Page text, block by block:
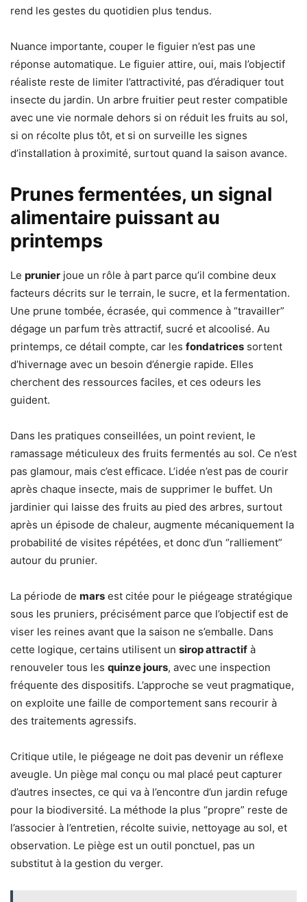
rend les gestes du quotidien plus tendus.
Nuance importante, couper le figuier n’est pas une
réponse automatique. Le figuier attire, oui, mais l’objectif
réaliste reste de limiter l’attractivité, pas d’éradiquer tout
insecte du jardin. Un arbre fruitier peut rester compatible
avec une vie normale dehors si on réduit les fruits au sol,
si on récolte plus tôt, et si on surveille les signes
d’installation à proximité, surtout quand la saison avance.
Prunes fermentées, un signal
alimentaire puissant au
printemps
Le prunier joue un rôle à part parce qu’il combine deux
facteurs décrits sur le terrain, le sucre, et la fermentation.
Une prune tombée, écrasée, qui commence à “travailler”
dégage un parfum très attractif, sucré et alcoolisé. Au
printemps, ce détail compte, car les fondatrices sortent
d’hivernage avec un besoin d’énergie rapide. Elles
cherchent des ressources faciles, et ces odeurs les
guident.
Dans les pratiques conseillées, un point revient, le
ramassage méticuleux des fruits fermentés au sol. Ce n’est
pas glamour, mais c’est efficace. L’idée n’est pas de courir
après chaque insecte, mais de supprimer le buffet. Un
jardinier qui laisse des fruits au pied des arbres, surtout
après un épisode de chaleur, augmente mécaniquement la
probabilité de visites répétées, et donc d’un “ralliement”
autour du prunier.
La période de mars est citée pour le piégeage stratégique
sous les pruniers, précisément parce que l’objectif est de
viser les reines avant que la saison ne s’emballe. Dans
cette logique, certains utilisent un sirop attractif à
renouveler tous les quinze jours, avec une inspection
fréquente des dispositifs. L’approche se veut pragmatique,
on exploite une faille de comportement sans recourir à
des traitements agressifs.
Critique utile, le piégeage ne doit pas devenir un réflexe
aveugle. Un piège mal conçu ou mal placé peut capturer
d’autres insectes, ce qui va à l’encontre d’un jardin refuge
pour la biodiversité. La méthode la plus “propre” reste de
l’associer à l’entretien, récolte suivie, nettoyage au sol, et
observation. Le piège est un outil ponctuel, pas un
substitut à la gestion du verger.